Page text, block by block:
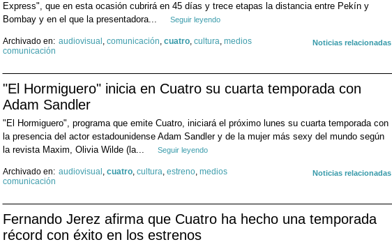
Express", que en esta ocasión cubrirá en 45 días y trece etapas la distancia entre Pekín y
Bombay y en el que la presentadora...
Seguir leyendo
Noticias relacionadas
Archivado en: audiovisual , comunicación, cuatro, cultura, medios
comunicación
"El Hormiguero" inicia en Cuatro su cuarta temporada con
Adam Sandler
"El Hormiguero", programa que emite Cuatro, iniciará el próximo lunes su cuarta temporada con
la presencia del actor estadounidense Adam Sandler y de la mujer más sexy del mundo según
la revista Maxim, Olivia Wilde (la...
Seguir leyendo
Noticias relacionadas
Archivado en: audiovisual , cuatro, cultura, estreno, medios
comunicación
Fernando Jerez afirma que Cuatro ha hecho una temporada
récord con éxito en los estrenos